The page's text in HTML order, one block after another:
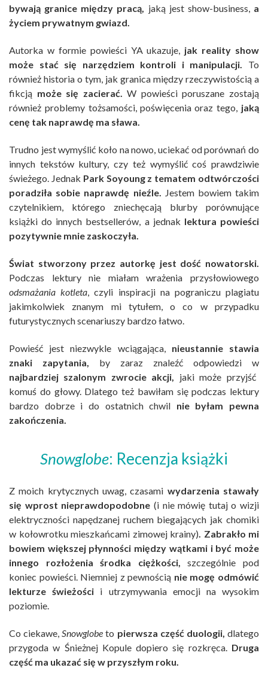
bywają granice między pracą, jaką jest show-business, a
życiem prywatnym gwiazd.
Autorka w formie powieści YA ukazuje, jak reality show
może stać się narzędziem kontroli i manipulacji.
To
również historia o tym, jak granica między rzeczywistością a
fikcją może się zacierać.
W powieści poruszane zostają
również problemy tożsamości, poświęcenia oraz tego, jaką
cenę tak naprawdę ma sława.
Trudno jest wymyślić koło na nowo, uciekać od porównań do
innych tekstów kultury, czy też wymyślić coś prawdziwie
świeżego. Jednak Park Soyoung z tematem odtwórczości
poradziła sobie naprawdę nieźle.
Jestem bowiem takim
czytelnikiem, którego zniechęcają blurby porównujące
książki do innych bestsellerów, a jednak lektura powieści
pozytywnie mnie zaskoczyła.
Świat stworzony przez autorkę jest dość nowatorski.
Podczas lektury nie miałam wrażenia przysłowiowego
odsmażania kotleta , czyli inspiracji na pograniczu plagiatu
jakimkolwiek znanym mi tytułem, o co w przypadku
futurystycznych scenariuszy bardzo łatwo.
Powieść jest niezwykle wciągająca,
nieustannie stawia
znaki zapytania,
by zaraz znaleźć odpowiedzi w
najbardziej szalonym zwrocie akcji,
jaki może przyjść
komuś do głowy. Dlatego też bawiłam się podczas lektury
bardzo dobrze i do ostatnich chwil nie byłam pewna
zakończenia.
Snowglobe: Recenzja książki
Z moich krytycznych uwag, czasami wydarzenia stawały
się wprost nieprawdopodobne (i nie mówię tutaj o wizji
elektryczności napędzanej ruchem biegających jak chomiki
w kołowrotku mieszkańcami zimowej krainy). Zabrakło mi
bowiem większej płynności między wątkami i być może
innego rozłożenia środka ciężkości, szczególnie pod
koniec powieści. Niemniej z pewnością nie mogę odmówić
lekturze świeżości i utrzymywania emocji na wysokim
poziomie.
Co ciekawe,Snowglobe to pierwsza część duologii, dlatego
przygoda w Śnieżnej Kopule dopiero się rozkręca. Druga
część ma ukazać się w przyszłym roku.